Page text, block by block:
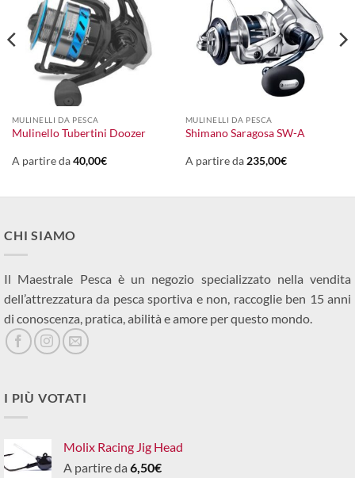
MULINELLI DA PESCA
Mulinello Tubertini Doozer
A partire da40,00€
MULINELLI DA PESCA
Shimano Saragosa SW-A
A partire da 235,00€
CHI SIAMO
Il Maestrale Pesca è un negozio specializzato nella vendita
dell’attrezzatura da pesca sportiva e non, raccoglie ben 15 anni
di conoscenza, pratica, abilità e amore per questo mondo.
I PIÙ VOTATI
Molix Racing Jig Head
A partire da 6,50€